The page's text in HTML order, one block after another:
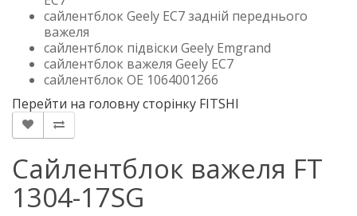
сайлентблок Geely EC7 задній переднього
важеля
сайлентблок підвіски Geely Emgrand
сайлентблок важеля Geely EC7
сайлентблок OE 1064001266
Перейти на головну сторінку FITSHI
Сайлентблок важеля FT
1304-17SG